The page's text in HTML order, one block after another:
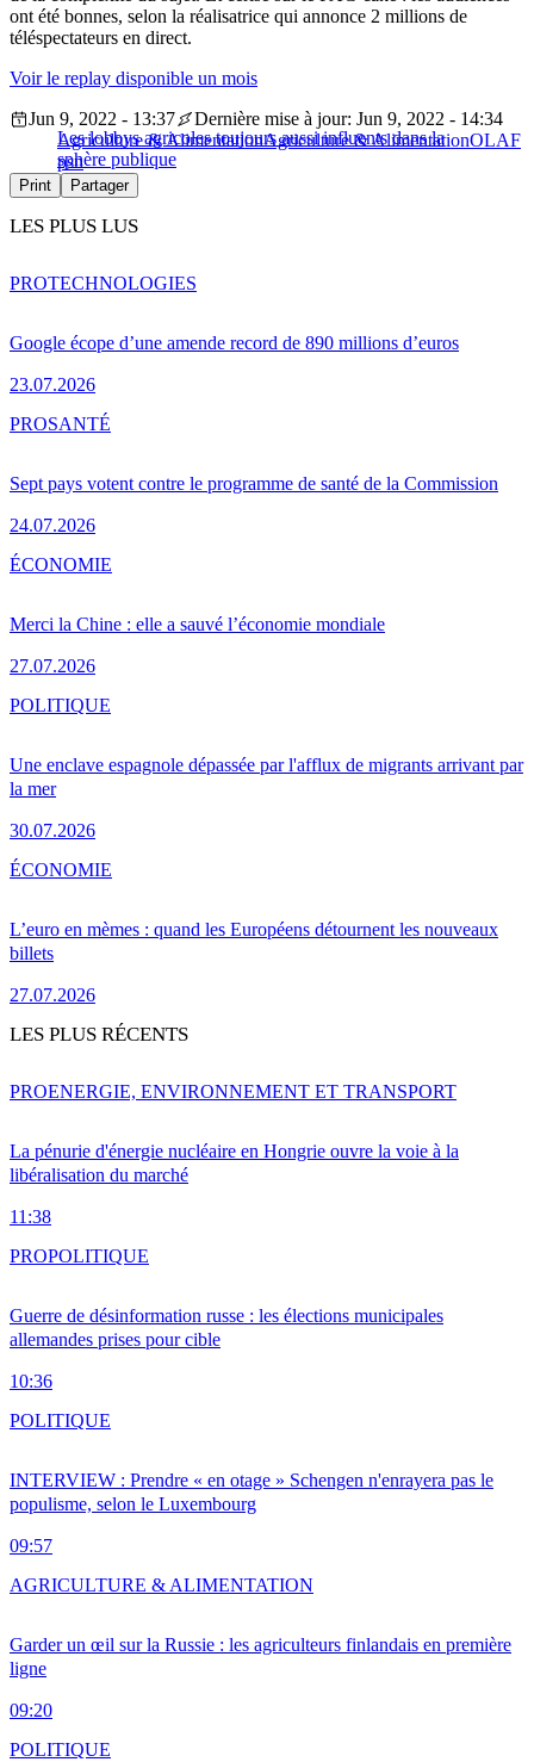
ont été bonnes, selon la réalisatrice qui annonce 2 millions de
téléspectateurs en direct.
Voir le replay disponible un mois
Les lobbys agricoles toujours aussi influents dans la
sphère publique
Jun 9, 2022 - 13:37
Dernière mise à jour: Jun 9, 2022 - 14:34
Agriculture & AlimentationAgriculture & AlimentationOLAF
psn
Print Partager
LES PLUS LUS
Google écope d’une amende record de 890 millions d’euros
23.07.2026
PROTECHNOLOGIES
Sept pays votent contre le programme de santé de la Commission
24.07.2026
PROSANTÉ
Merci la Chine : elle a sauvé l’économie mondiale
27.07.2026
ÉCONOMIE
Une enclave espagnole dépassée par l'afflux de migrants arrivant par
la mer
30.07.2026
POLITIQUE
L’euro en mèmes : quand les Européens détournent les nouveaux
billets
27.07.2026
ÉCONOMIE
LES PLUS RÉCENTS
La pénurie d'énergie nucléaire en Hongrie ouvre la voie à la
libéralisation du marché
11:38
PROENERGIE, ENVIRONNEMENT ET TRANSPORT
Guerre de désinformation russe : les élections municipales
allemandes prises pour cible
10:36
PROPOLITIQUE
INTERVIEW : Prendre « en otage » Schengen n'enrayera pas le
populisme, selon le Luxembourg
09:57
POLITIQUE
Garder un œil sur la Russie : les agriculteurs finlandais en première
ligne
09:20
AGRICULTURE & ALIMENTATION
POLITIQUE